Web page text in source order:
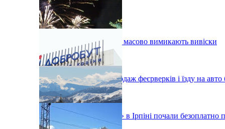
У пікові години у Києві масово вимикають вивіски
У Києві заборонили продаж феєрверків і їзду на
У медцентрі «Добробут» в Ірпіні почали безоплатно